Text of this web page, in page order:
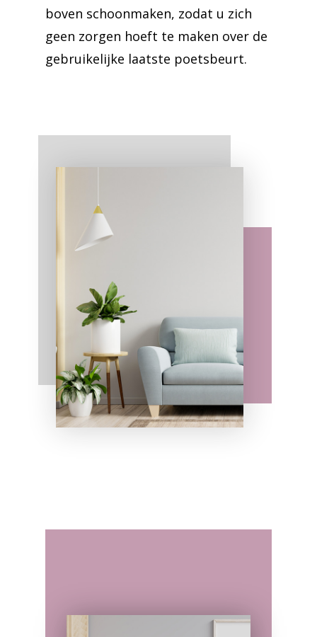
boven schoonmaken, zodat u zich
geen zorgen hoeft te maken over de
gebruikelijke laatste poetsbeurt.